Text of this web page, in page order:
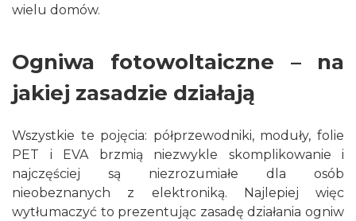
wielu domów.
Ogniwa fotowoltaiczne – na
jakiej zasadzie działają
Wszystkie te pojęcia: półprzewodniki, moduły, folie
PET i EVA brzmią niezwykle skomplikowanie i
najczęściej są niezrozumiałe dla osób
nieobeznanych z elektroniką. Najlepiej więc
wytłumaczyć to prezentując zasadę działania ogniw